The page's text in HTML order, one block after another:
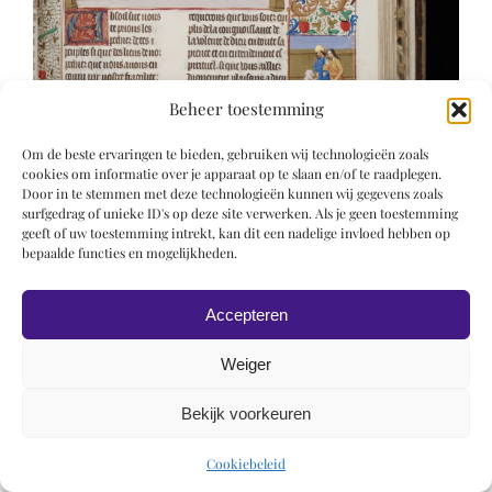
Beheer toestemming
Om de beste ervaringen te bieden, gebruiken wij technologieën zoals
cookies om informatie over je apparaat op te slaan en/of te raadplegen.
Door in te stemmen met deze technologieën kunnen wij gegevens zoals
surfgedrag of unieke ID's op deze site verwerken. Als je geen toestemming
geeft of uw toestemming intrekt, kan dit een nadelige invloed hebben op
bepaalde functies en mogelijkheden.
Accepteren
Weiger
Bekijk voorkeuren
Cookiebeleid